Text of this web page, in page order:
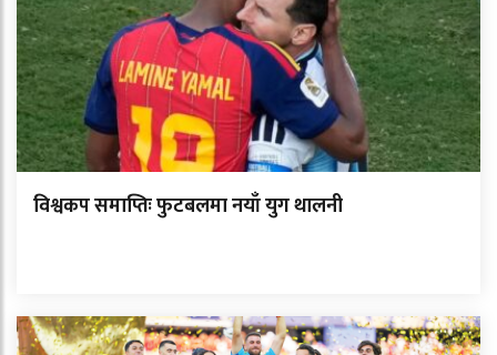
विश्वकप समाप्तिः फुटबलमा नयाँ युग थालनी